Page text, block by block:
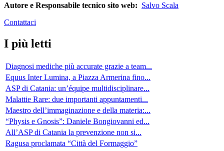
Autore e Responsabile tecnico sito web: Salvo Scala
Contattaci
I più letti
Diagnosi mediche più accurate grazie a team...
Equus Inter Lumina, a Piazza Armerina fino...
ASP di Catania: un’équipe multidisciplinare...
Malattie Rare: due importanti appuntamenti...
Maestro dell’immaginazione e della materia:...
“Physis e Gnosis”: Daniele Bongiovanni ed...
All’ASP di Catania la prevenzione non si...
Ragusa proclamata “Città del Formaggio”